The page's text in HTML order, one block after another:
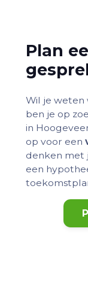
Plan
Wil je weten
ben je op
in
op voor een
denken met
een